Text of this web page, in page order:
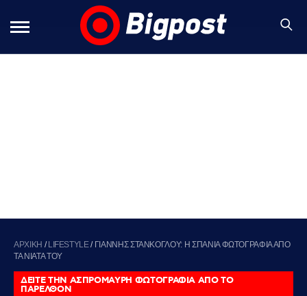
ΑΡΧΙΚΗ / LIFESTYLE/ ΓΙΑΝΝΗΣ ΣΤΑΝΚΟΓΛΟΥ: Η ΣΠΑΝΙΑ ΦΩΤΟΓΡΑΦΙΑ ΑΠΟ
ΤΑ ΝΙΑΤΑ ΤΟΥ
ΔΕΙΤΕ ΤΗΝ ΑΣΠΡΟΜΑΥΡΗ ΦΩΤΟΓΡΑΦΙΑ ΑΠΟ ΤΟ
ΠΑΡΕΛΘΟΝ